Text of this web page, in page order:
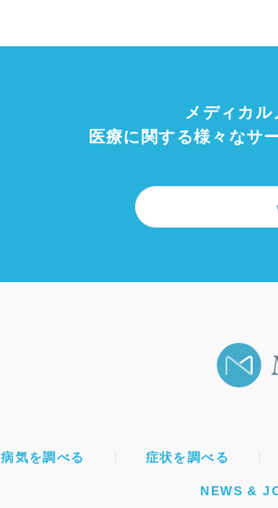
メディカ
医療に関する様々なサ
病気を調べる 症状を調べる
NEWS &